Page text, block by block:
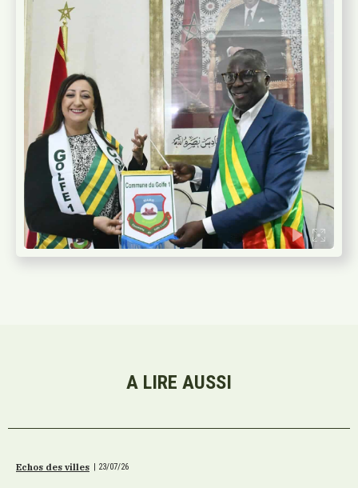
A LIRE AUSSI
Echos des villes | 23/07/26